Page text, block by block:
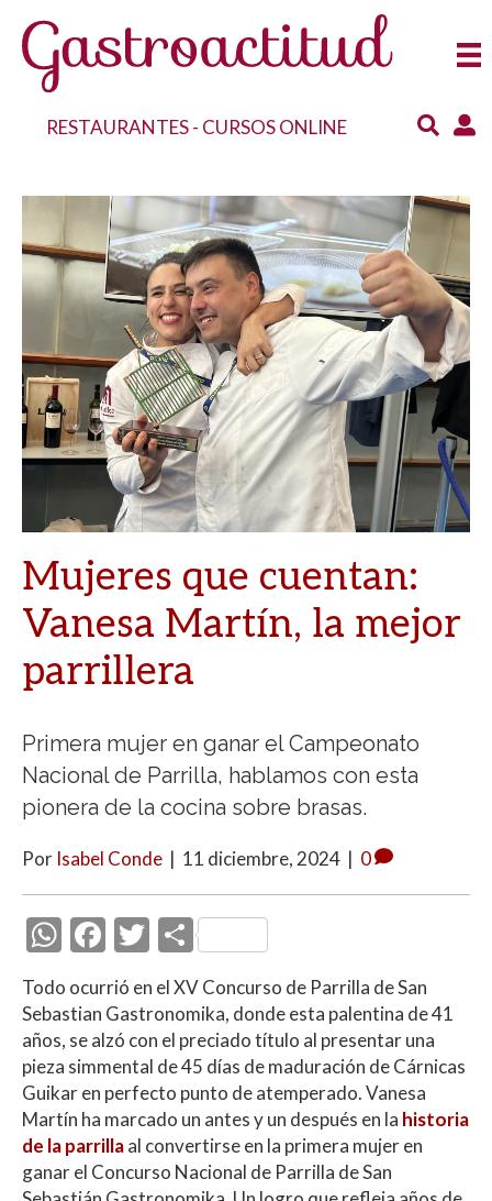
RESTAURANTES- CURSOS ONLINE
Mujeres que cuentan:
Vanesa Martín, la mejor
parrillera
Primera mujer en ganar el Campeonato
Nacional de Parrilla, hablamos con esta
pionera de la cocina sobre brasas.
Por Isabel Conde | 11 diciembre, 2024 | 0
W
at
s
A
p
p
F
ac
e
b
o
o
k
T
w
itt
er
C
o
m
p
ar
ti
r
Todo ocurrió en el XV Concurso de Parrilla de San
Sebastian Gastronomika, donde esta palentina de 41
años, se alzó con el preciado título al presentar una
pieza simmental de 45 días de maduración de Cárnicas
Guikar en perfecto punto de atemperado. Vanesa
Martín ha marcado un antes y un después en la historia
de la parrillaal convertirse en la primera mujer en
ganar el Concurso Nacional de Parrilla de San